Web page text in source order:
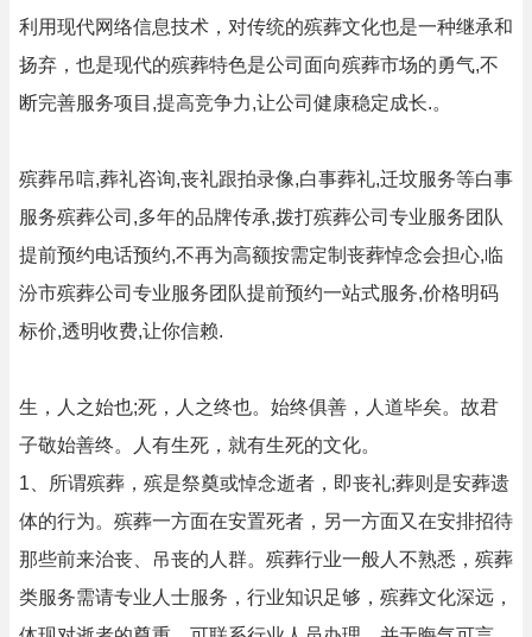
利用现代网络信息技术，对传统的殡葬文化也是一种继承和
扬弃，也是现代的殡葬特色是公司面向殡葬市场的勇气,不
断完善服务项目,提高竞争力,让公司健康稳定成长.。
殡葬吊唁,葬礼咨询,丧礼跟拍录像,白事葬礼,迁坟服务等白事
服务殡葬公司,多年的品牌传承,拨打殡葬公司专业服务团队
提前预约电话预约,不再为高额按需定制丧葬悼念会担心,临
汾市殡葬公司专业服务团队提前预约一站式服务,价格明码
标价,透明收费,让你信赖.
生，人之始也;死，人之终也。始终俱善，人道毕矣。故君
子敬始善终。人有生死，就有生死的文化。
1、所谓殡葬，殡是祭奠或悼念逝者，即丧礼;葬则是安葬遗
体的行为。殡葬一方面在安置死者，另一方面又在安排招待
那些前来治丧、吊丧的人群。殡葬行业一般人不熟悉，殡葬
类服务需请专业人士服务，行业知识足够，殡葬文化深远，